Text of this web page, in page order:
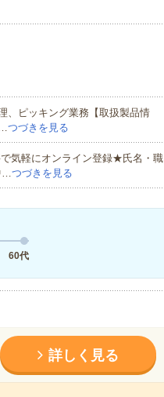
、ピッキング業務【取扱製品情
つづきを見る
気軽にオンライン登録★氏名・職
…つづきを見る
60代
詳しく見る